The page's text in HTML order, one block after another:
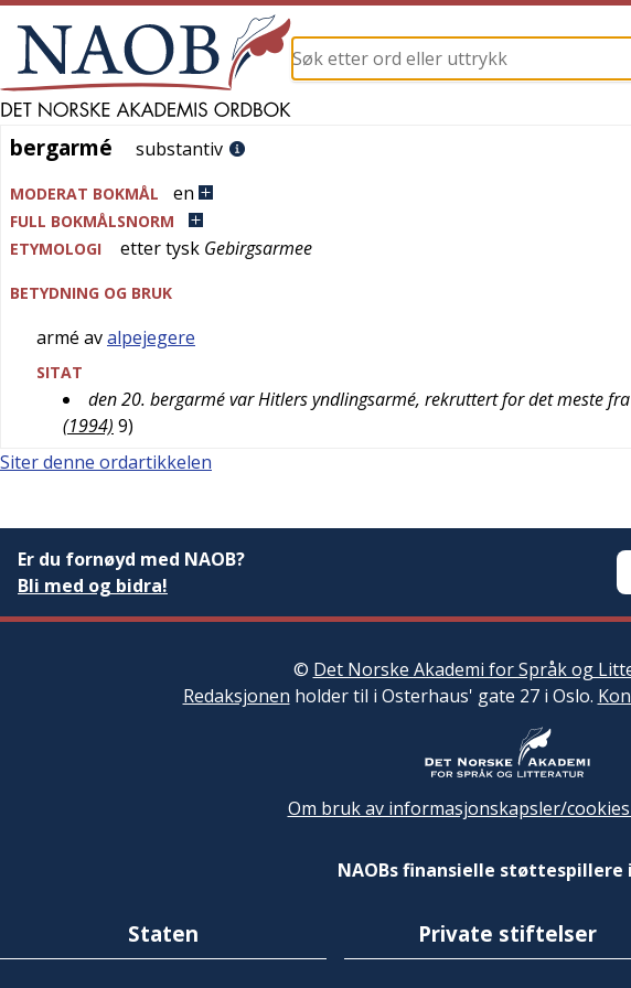
bergarmé
bergarmé substantiv
MODERAT BOKMÅL en
FULL BOKMÅLSNORM
ETYMOLOGI
ettertysk Gebirgsarmee
BETYDNING OG BRUK
armé avalpejegere
SITAT
den 20. bergarmé var Hitlers yndlingsarmé, rekruttert for det meste
(1994) 9)
Siter denne ordartikkelen
Er du fornøyd med NAOB?
Bli med og bidra!
© Det Norske Akademi for Språk og
Redaksjonen holder til i Osterhaus' gate 27 i Oslo.
Om bruk av informasjonskapsler/
NAOBs finansielle støttespillere
Staten Private stiftelser